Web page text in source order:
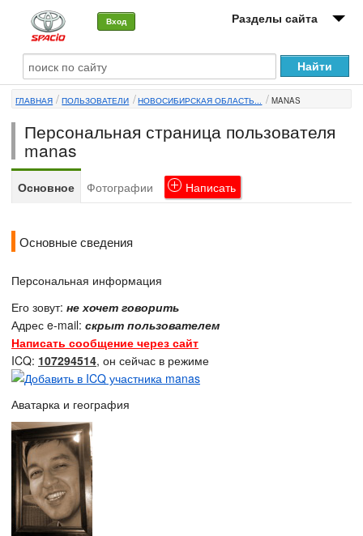
Вход Разделы сайта
О машине
Автоклуб
Форумы
Сервисы и услуги
ГЛАВНАЯ ПОЛЬЗОВАТЕЛИ НОВОСИБИРСКАЯ ОБЛАСТЬ... MANAS
Персональная страница пользователя
manas
Основное Фотографии Написать
Основные сведения
Персональная информация
Его зовут: не хочет говорить
Адрес e-mail: скрыт пользователем
Написать сообщение через сайт
ICQ: 107294514, он сейчас в режиме
Аватарка и география